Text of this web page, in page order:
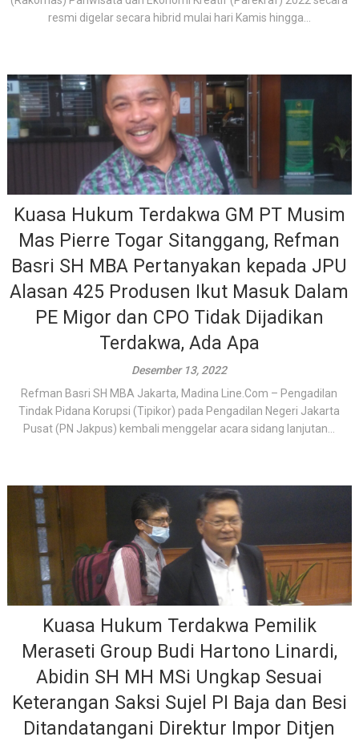
resmi digelar secara hibrid mulai hari Kamis hingga...
Kuasa Hukum Terdakwa GM PT Musim
Mas Pierre Togar Sitanggang, Refman
Basri SH MBA Pertanyakan kepada JPU
Alasan 425 Produsen Ikut Masuk Dalam
PE Migor dan CPO Tidak Dijadikan
Terdakwa, Ada Apa
Desember 13, 2022
Refman Basri SH MBA Jakarta, Madina Line.Com – Pengadilan
Tindak Pidana Korupsi (Tipikor) pada Pengadilan Negeri Jakarta
Pusat (PN Jakpus) kembali menggelar acara sidang lanjutan...
Kuasa Hukum Terdakwa Pemilik
Meraseti Group Budi Hartono Linardi,
Abidin SH MH MSi Ungkap Sesuai
Keterangan Saksi Sujel PI Baja dan Besi
Ditandatangani Direktur Impor Ditjen